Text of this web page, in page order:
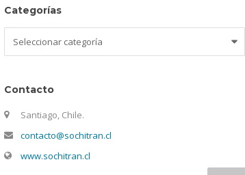
Categorías
Contacto
Santiago, Chile.
contacto@sochitran.cl
www.sochitran.cl